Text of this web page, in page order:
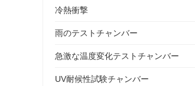
冷熱衝撃
雨のテストチャンバー
急激な温度変化テストチャンバー
UV耐候性試験チャンバー